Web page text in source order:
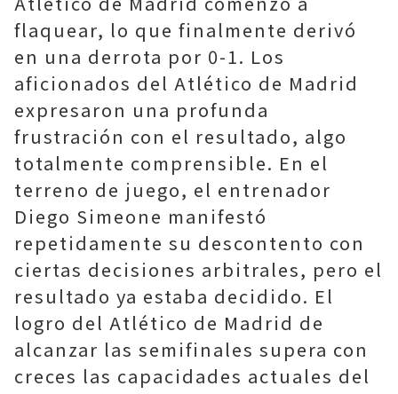
flaquear, lo que finalmente derivó
en una derrota por 0-1. Los
aficionados del Atlético de Madrid
expresaron una profunda
frustración con el resultado, algo
totalmente comprensible. En el
terreno de juego, el entrenador
Diego Simeone manifestó
repetidamente su descontento con
ciertas decisiones arbitrales, pero el
resultado ya estaba decidido. El
logro del Atlético de Madrid de
alcanzar las semifinales supera con
creces las capacidades actuales del